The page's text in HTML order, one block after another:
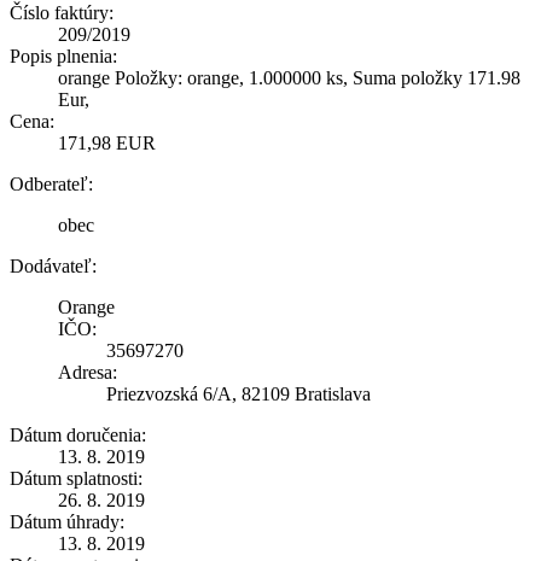
Číslo faktúry:
209/2019
Popis plnenia:
orange Položky: orange, 1.000000 ks, Suma položky 171.98
Eur,
Cena:
171,98 EUR
Odberateľ:
obec
Dodávateľ:
Orange
IČO:
35697270
Adresa:
Priezvozská 6/A, 82109 Bratislava
Dátum doručenia:
13. 8. 2019
Dátum splatnosti:
26. 8. 2019
Dátum úhrady:
13. 8. 2019